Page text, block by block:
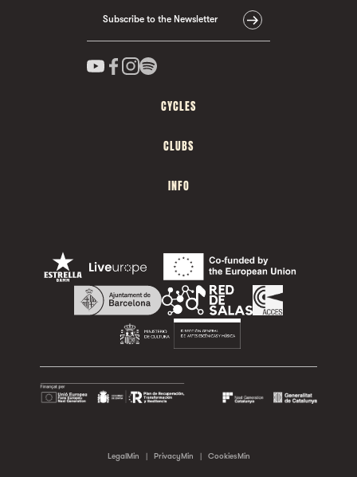
Subscribe to the Newsletter
CYCLES
CLUBS
INFO
LegalMin | PrivacyMin | CookiesMin